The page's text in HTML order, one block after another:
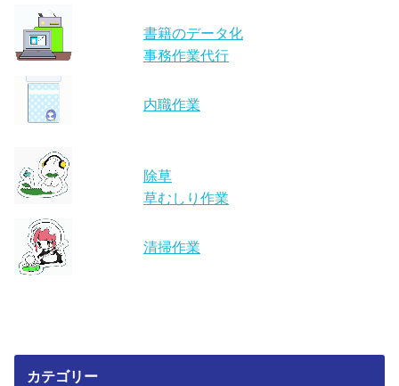
書籍のデータ化
事務作業代行
内職作業
除草
草むしり作業
清掃作業
カテゴリー